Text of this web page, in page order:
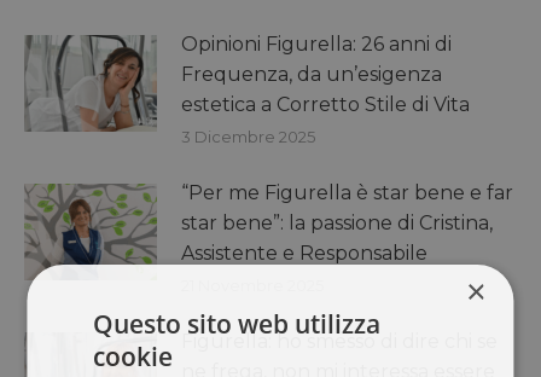
Opinioni Figurella: 26 anni di
Frequenza, da un’esigenza
estetica a Corretto Stile di Vita
3 Dicembre 2025
“Per me Figurella è star bene e far
star bene”: la passione di Cristina,
Assistente e Responsabile
×
Questo sito web utilizza
cookie